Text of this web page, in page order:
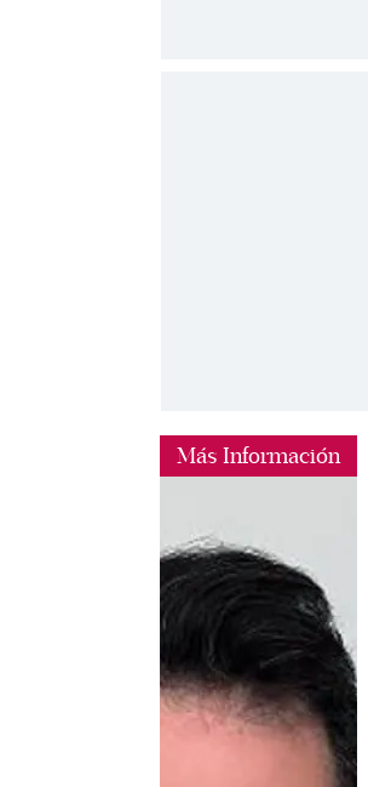
Más Información